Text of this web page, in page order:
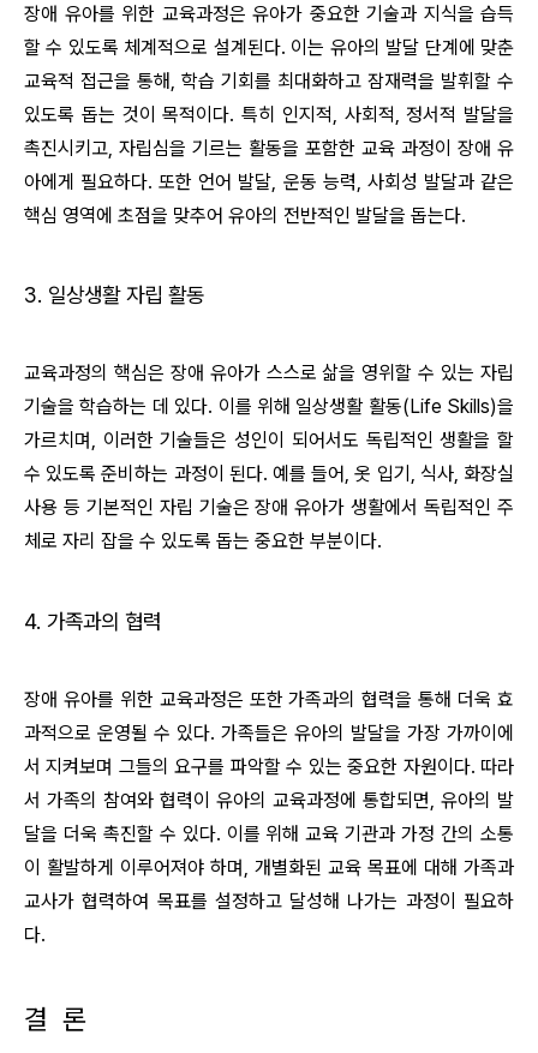
장애 유아를 위한 교육과정은 유아가 중요한 기술과 지식을 습득
할 수 있도록 체계적으로 설계된다. 이는 유아의 발달 단계에 맞춘
교육적 접근을 통해, 학습 기회를 최대화하고 잠재력을 발휘할 수
있도록 돕는 것이 목적이다. 특히 인지적, 사회적, 정서적 발달을
촉진시키고, 자립심을 기르는 활동을 포함한 교육 과정이 장애 유
아에게 필요하다. 또한 언어 발달, 운동 능력, 사회성 발달과 같은
핵심 영역에 초점을 맞추어 유아의 전반적인 발달을 돕는다.
3. 일상생활 자립 활동
교육과정의 핵심은 장애 유아가 스스로 삶을 영위할 수 있는 자립
기술을 학습하는 데 있다. 이를 위해 일상생활 활동(Life Skills)을
가르치며, 이러한 기술들은 성인이 되어서도 독립적인 생활을 할
수 있도록 준비하는 과정이 된다. 예를 들어, 옷 입기, 식사, 화장실
사용 등 기본적인 자립 기술은 장애 유아가 생활에서 독립적인 주
체로 자리 잡을 수 있도록 돕는 중요한 부분이다.
4. 가족과의 협력
장애 유아를 위한 교육과정은 또한 가족과의 협력을 통해 더욱 효
과적으로 운영될 수 있다. 가족들은 유아의 발달을 가장 가까이에
서 지켜보며 그들의 요구를 파악할 수 있는 중요한 자원이다. 따라
서 가족의 참여와 협력이 유아의 교육과정에 통합되면, 유아의 발
달을 더욱 촉진할 수 있다. 이를 위해 교육 기관과 가정 간의 소통
이 활발하게 이루어져야 하며, 개별화된 교육 목표에 대해 가족과
교사가 협력하여 목표를 설정하고 달성해 나가는 과정이 필요하
다.
결 론